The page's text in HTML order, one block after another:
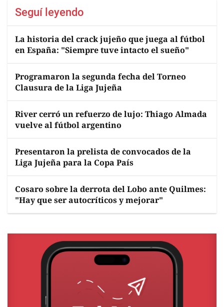
Seguí leyendo
La historia del crack jujeño que juega al fútbol
en España: "Siempre tuve intacto el sueño"
Programaron la segunda fecha del Torneo
Clausura de la Liga Jujeña
River cerró un refuerzo de lujo: Thiago Almada
vuelve al fútbol argentino
Presentaron la prelista de convocados de la
Liga Jujeña para la Copa País
Cosaro sobre la derrota del Lobo ante Quilmes:
"Hay que ser autocríticos y mejorar"